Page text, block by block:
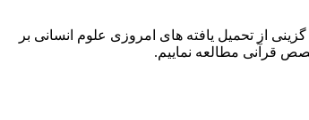
از تحمیل یافته های امروزی علوم انسانی بر
قرآنی مطالعه نماییم.